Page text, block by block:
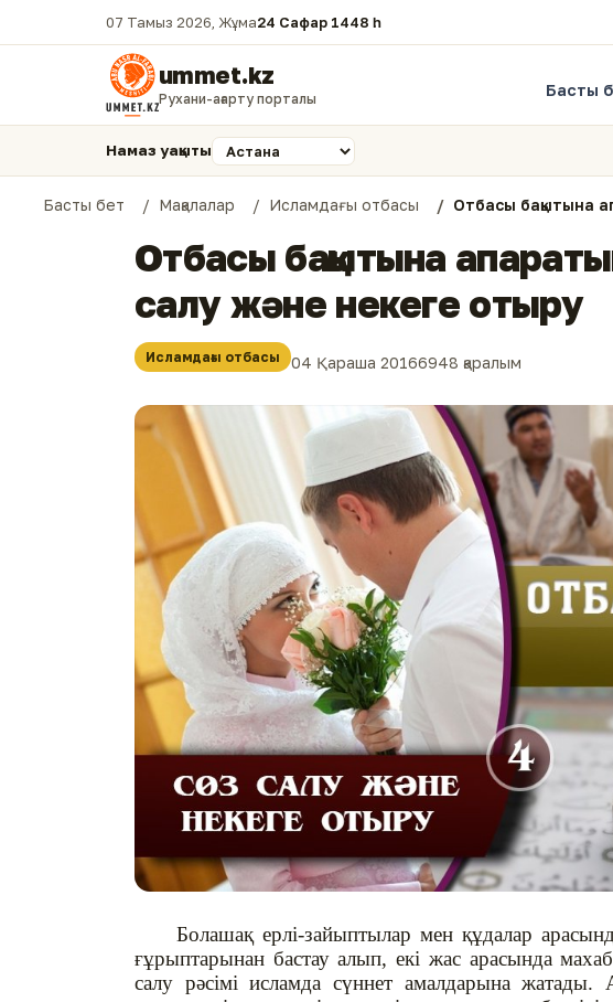
07 Тамыз 2026, Жұма24 Сафар 1448 һ.
ummet.kz
Рухани-ағарту порталы Басты
Намаз уақыты
Басты бет Мақалалар Исламдағы отбасы Отбасы бақытына
Отбасы бақытына
салу және некеге отыру
Исламдағы отбасы 04 Қараша 20166948 қаралым
Болашақ ерлі-зайыптылар мен құдалар
ғұрыптарынан бастау алып, екі жас арасында
салу рәсімі исламда сүннет амалдарына жатады.